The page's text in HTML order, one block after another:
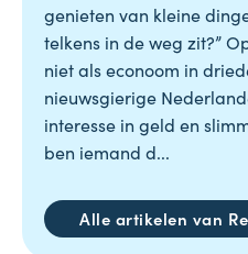
genieten van kleine
telkens in de weg zit?”
niet als econoom in
nieuwsgierige
interesse in geld en
ben iemand d...
Alle artikelen van